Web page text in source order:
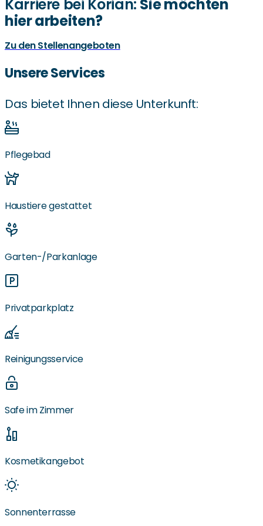
Karriere bei Korian: Sie möchten
hier arbeiten?
Zu den Stellenangeboten
Unsere Services
Das bietet Ihnen diese Unterkunft:
Pflegebad
Haustiere gestattet
Garten-/Parkanlage
Privatparkplatz
Reinigungsservice
Safe im Zimmer
Kosmetikangebot
Sonnenterrasse